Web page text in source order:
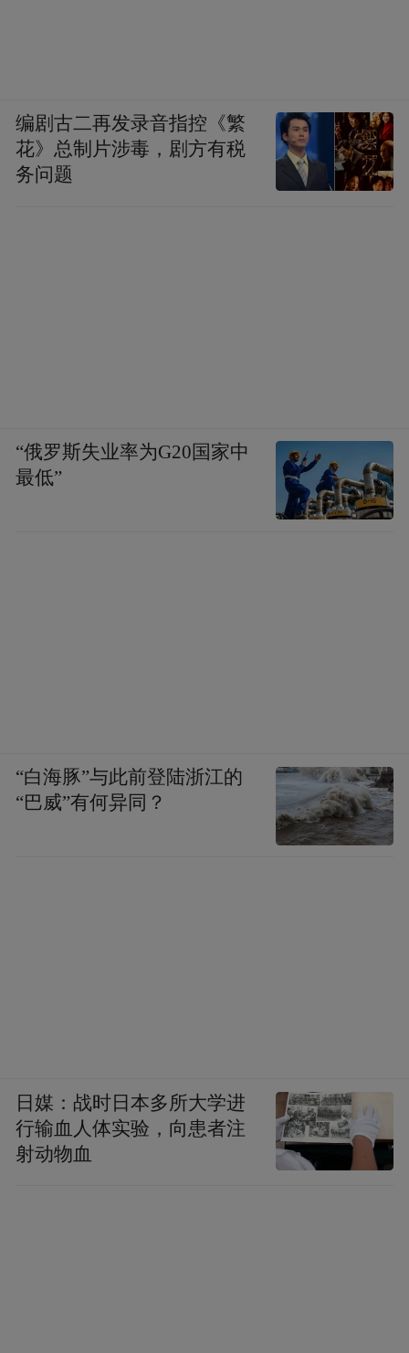
编剧古二再发录音指控《繁
花》总制片涉毒，剧方有税
务问题
“俄罗斯失业率为G20国家中
最低”
“白海豚”与此前登陆浙江的
“巴威”有何异同？
日媒：战时日本多所大学进
行输血人体实验，向患者注
射动物血